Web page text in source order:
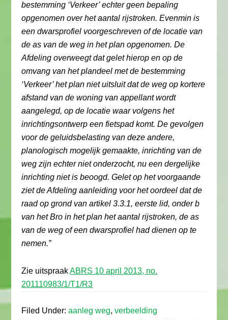
bestemming ‘Verkeer’ echter geen bepaling
opgenomen over het aantal rijstroken. Evenmin is
een dwarsprofiel voorgeschreven of de locatie van
de as van de weg in het plan opgenomen. De
Afdeling overweegt dat gelet hierop en op de
omvang van het plandeel met de bestemming
‘Verkeer’ het plan niet uitsluit dat de weg op kortere
afstand van de woning van appellant wordt
aangelegd, op de locatie waar volgens het
inrichtingsontwerp een fietspad komt. De gevolgen
voor de geluidsbelasting van deze andere,
planologisch mogelijk gemaakte, inrichting van de
weg zijn echter niet onderzocht, nu een dergelijke
inrichting niet is beoogd. Gelet op het voorgaande
ziet de Afdeling aanleiding voor het oordeel dat de
raad op grond van artikel 3.3.1, eerste lid, onder b
van het Bro in het plan het aantal rijstroken, de as
van de weg of een dwarsprofiel had dienen op te
nemen.”
Zie uitspraakABRS 10 april 2013, no.
201110983/1/T1/R3
Filed Under:aanleg weg,verbeelding